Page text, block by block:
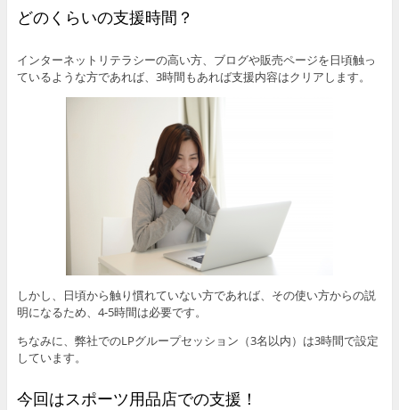
どのくらいの支援時間？
インターネットリテラシーの高い方、ブログや販売ページを日頃触っ
ているような方であれば、3時間もあれば支援内容はクリアします。
しかし、日頃から触り慣れていない方であれば、その使い方からの説
明になるため、4-5時間は必要です。
ちなみに、弊社でのLPグループセッション（3名以内）は3時間で設定
しています。
今回はスポーツ用品店での支援！